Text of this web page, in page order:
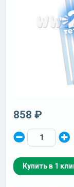
858 ₽
Купить в 1